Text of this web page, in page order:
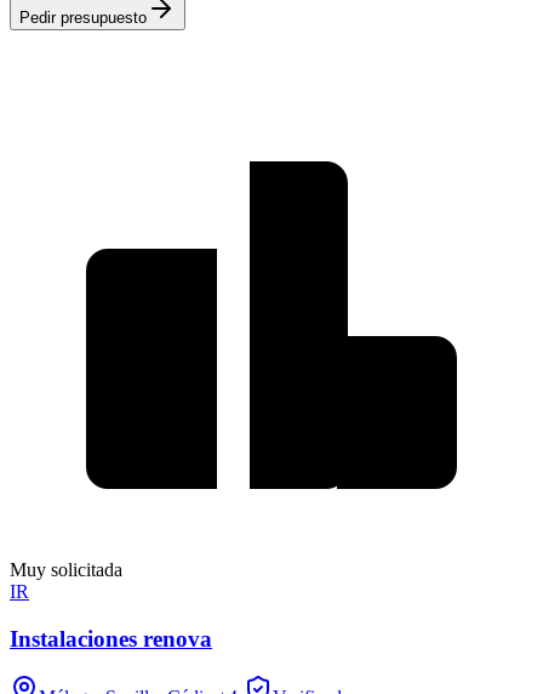
Pedir presupuesto
Muy solicitada
IR
Instalaciones renova